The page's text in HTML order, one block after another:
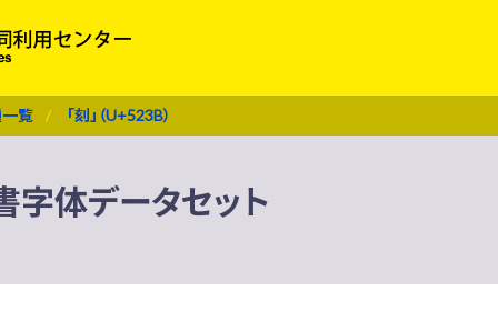
覧 「刻」（U+523B）
字体データセット